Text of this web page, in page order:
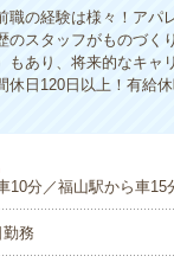
職の経験は様々！ア
のスタッフがものづ
もあり、将来的なキ
休日120日以上！有給
10分／福山駅から車15
勤務